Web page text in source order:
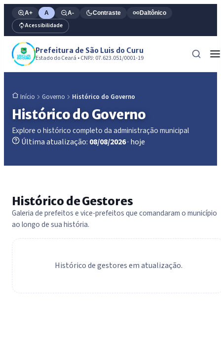
A+ A A- Contraste Daltônico
Acessibilidade
Prefeitura de São Luis do Curu
Estado do Ceará • CNPJ: 07.623.051/0001-19
Início Governo Histórico do Governo
Histórico do Governo
Explore o histórico completo da administração municipal
Última atualização: 08/08/2026· hoje
Histórico de Gestores
Galeria de prefeitos e vice-prefeitos que comandaram o município
ao longo de sua história.
Histórico de gestores em atualização.